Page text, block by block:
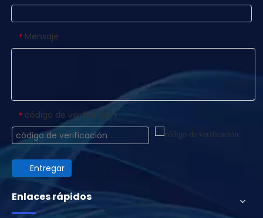
* Mensaje
* código de verificación
Entregar
Enlaces rápidos